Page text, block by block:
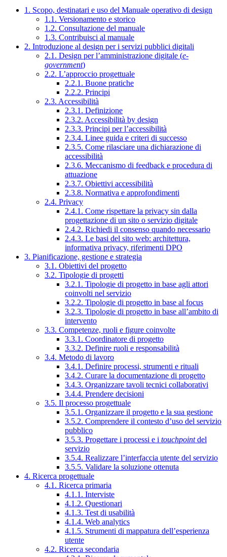
1. Scopo, destinatari e uso del Manuale operativo di design
1.1. Versionamento e storico
1.2. Consultazione del manuale
1.3. Contribuisci al manuale
2. Introduzione al design per i servizi pubblici digitali
2.1. Design per l’amministrazione digitale (e-
government)
2.2. L’approccio progettuale
2.2.1. Buone pratiche
2.2.2. Principi
2.3. Accessibilità
2.3.1. Definizione
2.3.2. Accessibilità by design
2.3.3. Principi per l’accessibilità
2.3.4. Linee guida e criteri di successo
2.3.5. Come rilasciare una dichiarazione di
accessibilità
2.3.6. Meccanismo di feedback e procedura di
attuazione
2.3.7. Obiettivi accessibilità
2.3.8. Normativa e approfondimenti
2.4. Privacy
2.4.1. Come rispettare la privacy sin dalla
progettazione di un sito o servizio digitale
2.4.2. Richiedi il consenso quando necessario
2.4.3. Le basi del sito web: architettura,
informativa privacy, riferimenti DPO
3. Pianificazione, gestione e strategia
3.1. Obiettivi del progetto
3.2. Tipologie di progetti
3.2.1. Tipologie di progetto in base agli attori
coinvolti nel servizio
3.2.2. Tipologie di progetto in base al focus
3.2.3. Tipologie di progetto in base all’ambito di
intervento
3.3. Competenze, ruoli e figure coinvolte
3.3.1. Coordinatore di progetto
3.3.2. Definire ruoli e responsabilità
3.4. Metodo di lavoro
3.4.1. Definire processi, strumenti e rituali
3.4.2. Curare la documentazione di progetto
3.4.3. Organizzare tavoli tecnici collaborativi
3.4.4. Prendere decisioni
3.5. Il processo progettuale
3.5.1. Organizzare il progetto e la sua gestione
3.5.2. Comprendere il contesto d’uso del servizio
pubblico
3.5.3. Progettare i processi e i touchpointdel
servizio
3.5.4. Realizzare l’interfaccia utente del servizio
3.5.5. Validare la soluzione ottenuta
4. Ricerca progettuale
4.1. Ricerca primaria
4.1.1. Interviste
4.1.2. Questionari
4.1.3. Test di usabilità
4.1.4. Web analytics
4.1.5. Strumenti di mappatura dell’esperienza
utente
4.2. Ricerca secondaria